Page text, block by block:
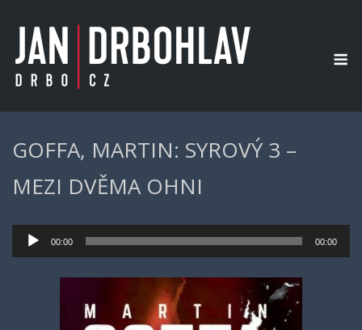
content
GOFFA, MARTIN: SYROVÝ 3 –
MEZI DVĚMA OHNI
Audio
přehrávač
00:00 00:00